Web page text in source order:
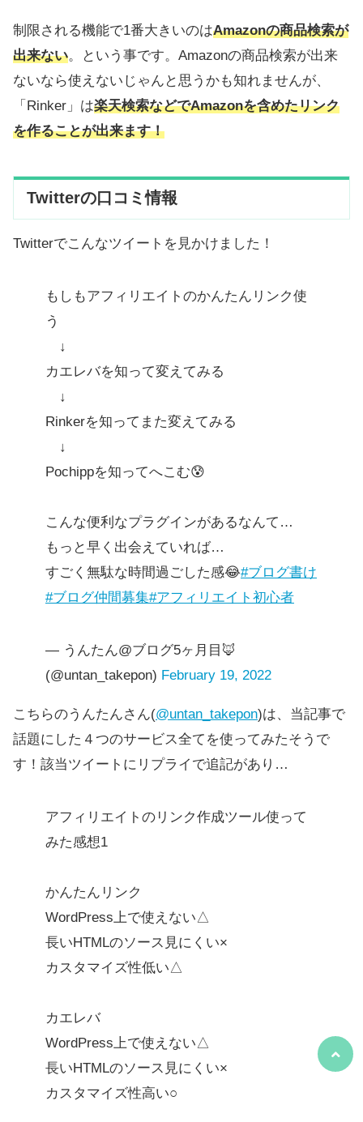
制限される機能で1番大きいのはAmazonの商品検索が
出来ない。という事です。Amazonの商品検索が出来
ないなら使えないじゃんと思うかも知れませんが、
「Rinker」は楽天検索などでAmazonを含めたリンク
を作ることが出来ます！
Twitterの口コミ情報
Twitterでこんなツイートを見かけました！
もしもアフィリエイトのかんたんリンク使
う
↓
カエレバを知って変えてみる
↓
Rinkerを知ってまた変えてみる
↓
Pochippを知ってへこむ😰
こんな便利なプラグインがあるなんて…
もっと早く出会えていれば…
すごく無駄な時間過ごした感😂#ブログ書け
#ブログ仲間募集#アフィリエイト初心者
— うんたん@ブログ5ヶ月目🦊
(@untan_takepon) February 19, 2022
こちらのうんたんさん(@untan_takepon)は、当記事で
話題にした４つのサービス全てを使ってみたそうで
す！該当ツイートにリプライで追記があり…
アフィリエイトのリンク作成ツール使って
みた感想1
かんたんリンク
WordPress上で使えない△
長いHTMLのソース見にくい×
カスタマイズ性低い△
カエレバ
WordPress上で使えない△
長いHTMLのソース見にくい×
カスタマイズ性高い○